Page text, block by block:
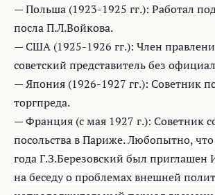
— Польша (1923-1925 гг.): Работал
посла П.Л.Войкова.
— США (1925-1926 гг.): Член
советский представитель без
— Япония (1926-1927 гг.): Советник
торгпреда.
— Франция (с мая 1927 г.): Советник
посольства в Париже.Любопытно, что
года Г.З.Березовский был
на беседу о проблемах внешней